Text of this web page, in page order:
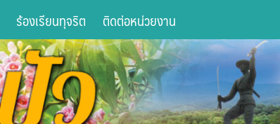
ร้องเรียนทุจริต ติดต่อหน่วยงาน